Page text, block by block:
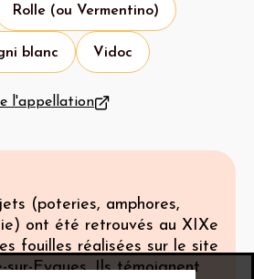
Rolle (ou Vermentino)
blanc Vidoc
l'appellation
(poteries, amphores,
ont été retrouvés au XIXe
fouilles réalisées sur le site
sur-Eygues. Ils témoignent